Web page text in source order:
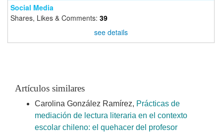
Social Media
Shares, Likes & Comments: 39
see details
Artículos similares
Carolina González Ramírez, Prácticas de
mediación de lectura literaria en el contexto
escolar chileno: el quehacer del profesor